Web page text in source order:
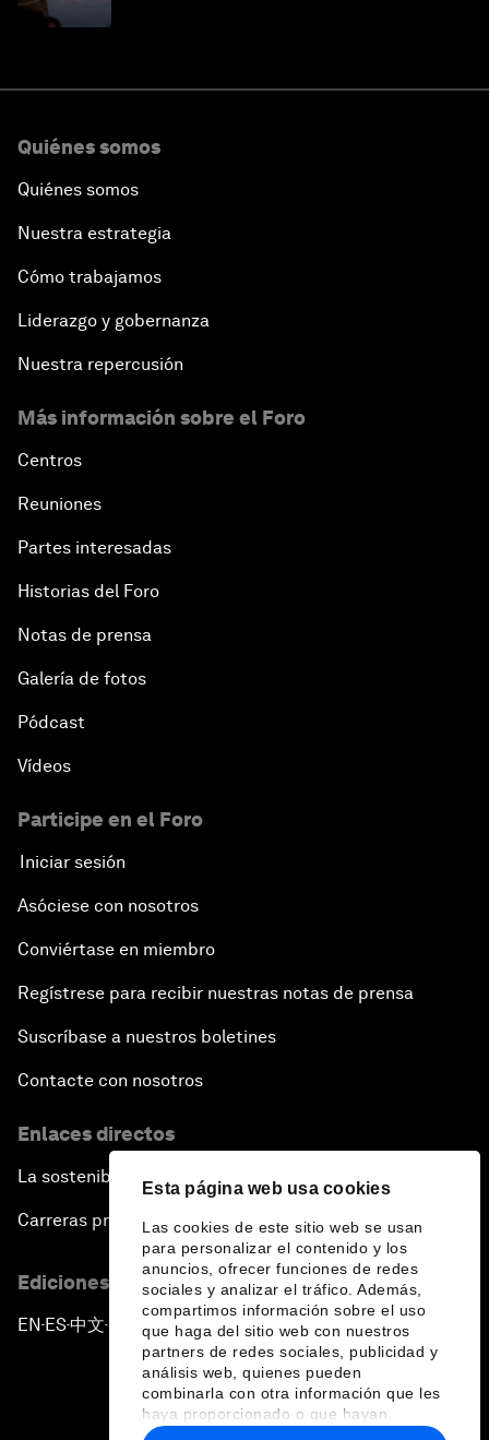
Esta página web usa cookies
Las cookies de este sitio web se usan
para personalizar el contenido y los
anuncios, ofrecer funciones de redes
sociales y analizar el tráfico. Además,
compartimos información sobre el uso
que haga del sitio web con nuestros
partners de redes sociales, publicidad y
análisis web, quienes pueden
combinarla con otra información que les
haya proporcionado o que hayan
recopilado a partir del uso que haya
Quiénes somos
Quiénes somos
Nuestra estrategia
Cómo trabajamos
Liderazgo y gobernanza
Nuestra repercusión
Más información sobre el Foro
Centros
Reuniones
Partes interesadas
Historias del Foro
Notas de prensa
Galería de fotos
Pódcast
Vídeos
Participe en el Foro
Iniciar sesión
Asóciese con nosotros
Conviértase en miembro
Regístrese para recibir nuestras notas de prensa
Suscríbase a nuestros boletines
Contacte con nosotros
Enlaces directos
La sostenibilidad en el Foro
Carreras profesionales
Ediciones en otros idiomas
EN ▪ ES▪中文▪ 日本語